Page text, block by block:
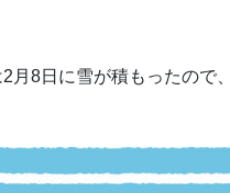
月8日に雪が積もったので